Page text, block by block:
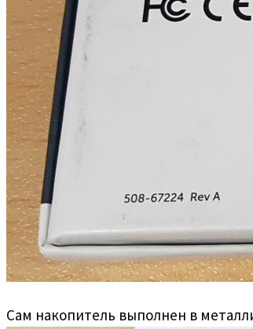
Сам накопитель выполнен в